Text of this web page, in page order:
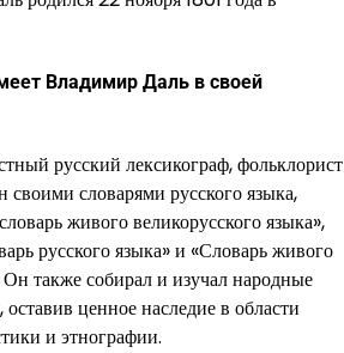
Владимир Даль в своей
русский лексикограф, фольклорист
своими словарями русского языка,
живого великорусского языка»,
русского языка» и «Словарь живого
Он также собирал и изучал народные
ценное наследие в области
и этнографии.